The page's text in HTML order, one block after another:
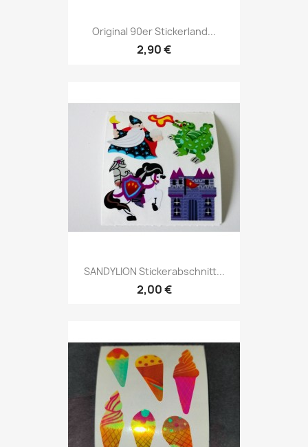
Original 90er Stickerland...
2,90 €
SANDYLION Stickerabschnitt...
2,00 €